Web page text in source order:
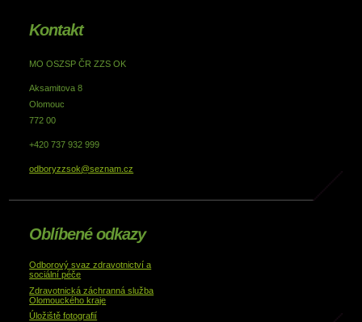
Kontakt
MO OSZSP ČR ZZS OK
Aksamitova 8
Olomouc
772 00
+420 737 932 999
odboryzzsok@seznam.cz
Oblíbené odkazy
Odborový svaz zdravotnictví a
sociální péče
Zdravotnická záchranná služba
Olomouckého kraje
Úložiště fotografií